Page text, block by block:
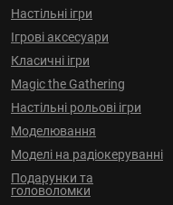
Настільні ігри
Ігрові аксесуари
Класичні ігри
Magic the Gathering
Настільні рольові ігри
Моделювання
Моделі на радіокеруванні
Подарунки та
головоломки